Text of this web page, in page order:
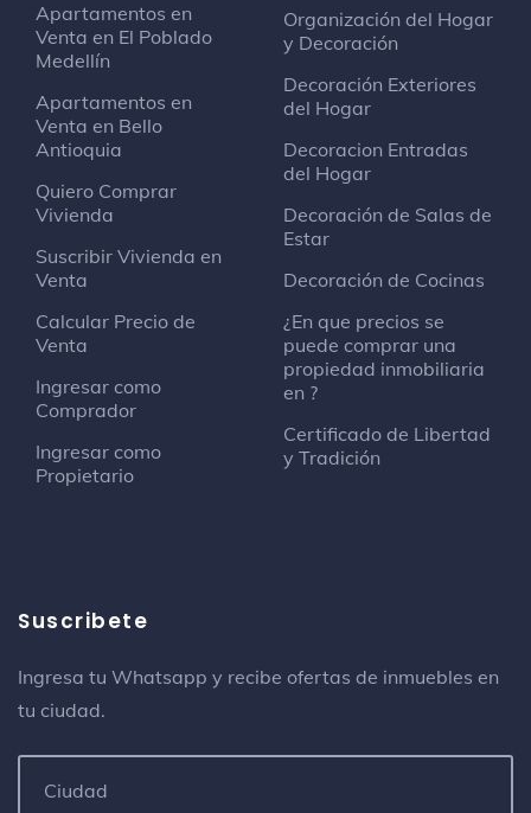
Apartamentos en
Venta en El Poblado
Medellín
Apartamentos en
Venta en Bello
Antioquia
Quiero Comprar
Vivienda
Suscribir Vivienda en
Venta
Calcular Precio de
Venta
Ingresar como
Comprador
Ingresar como
Propietario
Organización del Hogar
y Decoración
Decoración Exteriores
del Hogar
Decoracion Entradas
del Hogar
Decoración de Salas de
Estar
Decoración de Cocinas
¿En que precios se
puede comprar una
propiedad inmobiliaria
en ?
Certificado de Libertad
y Tradición
Suscribete
Ingresa tu Whatsapp y recibe ofertas de inmuebles en
tu ciudad.